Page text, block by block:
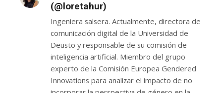
(@loretahur)
Ingeniera salsera. Actualmente, directora de
comunicación digital de la Universidad de
Deusto y responsable de su comisión de
inteligencia artificial. Miembro del grupo
experto de la Comisión Europea Gendered
Innovations para analizar el impacto de no